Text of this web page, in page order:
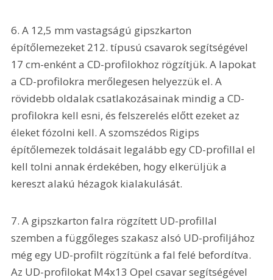
6. A 12,5 mm vastagságú gipszkarton
építőlemezeket 212. típusú csavarok segítségével
17 cm-enként a CD-profilokhoz rögzítjük. A lapokat
a CD-profilokra merőlegesen helyezzük el. A
rövidebb oldalak csatlakozásainak mindig a CD-
profilokra kell esni, és felszerelés előtt ezeket az
éleket fózolni kell. A szomszédos Rigips
építőlemezek toldásait legalább egy CD-profillal el
kell tolni annak érdekében, hogy elkerüljük a
kereszt alakú hézagok kialakulását.
7. A gipszkarton falra rögzített UD-profillal
szemben a függőleges szakasz alsó UD-profiljához
még egy UD-profilt rögzítünk a fal felé befordítva.
Az UD-profilokat M4x13 Opel csavar segítségével